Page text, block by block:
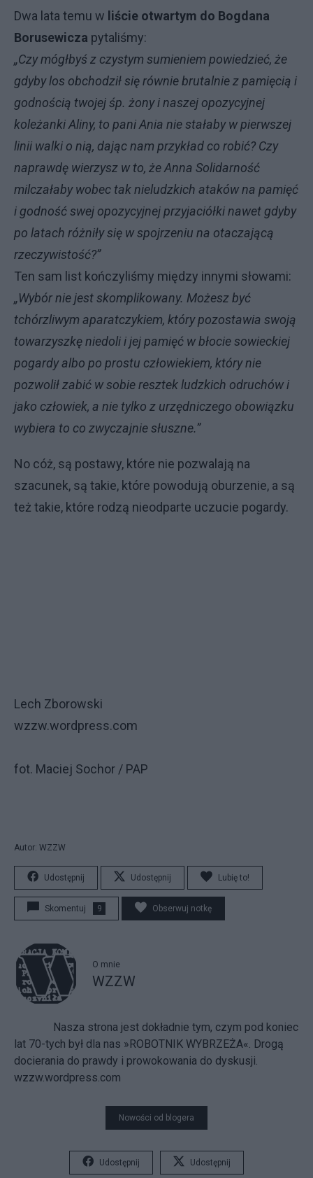
Dwa lata temu w liście otwartym do Bogdana
Borusewicza pytaliśmy:
„Czy mógłbyś z czystym sumieniem powiedzieć, że
gdyby los obchodził się równie brutalnie z pamięcią i
godnością twojej śp. żony i naszej opozycyjnej
koleżanki Aliny, to pani Ania nie stałaby w pierwszej
linii walki o nią, dając nam przykład co robić? Czy
naprawdę wierzysz w to, że Anna Solidarność
milczałaby wobec tak nieludzkich ataków na pamięć
i godność swej opozycyjnej przyjaciółki nawet gdyby
po latach różniły się w spojrzeniu na otaczającą
rzeczywistość?”
Ten sam list kończyliśmy między innymi słowami:
„Wybór nie jest skomplikowany. Możesz być
tchórzliwym aparatczykiem, który pozostawia swoją
towarzyszkę niedoli i jej pamięć w błocie sowieckiej
pogardy albo po prostu człowiekiem, który nie
pozwolił zabić w sobie resztek ludzkich odruchów i
jako człowiek, a nie tylko z urzędniczego obowiązku
wybiera to co zwyczajnie słuszne.”
No cóż, są postawy, które nie pozwalają na
szacunek, są takie, które powodują oburzenie, a są
też takie, które rodzą nieodparte uczucie pogardy.
Lech Zborowski
wzzw.wordpress.com
fot. Maciej Sochor / PAP
Autor: WZZW
Udostępnij Udostępnij Lubię to!
Skomentuj 9 Obserwuj notkę
O mnie
WZZW
Nasza strona jest dokładnie tym, czym pod koniec
lat 70-tych był dla nas »ROBOTNIK WYBRZEŻA«. Drogą
docierania do prawdy i prowokowania do dyskusji.
wzzw.wordpress.com
Nowości od blogera
Udostępnij Udostępnij